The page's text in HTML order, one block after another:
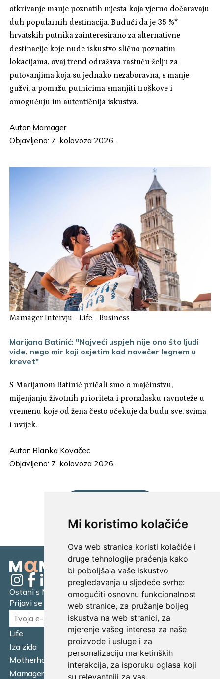
Mi koristimo kolačiće
Ova web stranica koristi kolačiće i
druge tehnologije praćenja kako
bi poboljšala vaše iskustvo
pregledavanja u sljedeće svrhe:
omogućiti osnovnu funkcionalnost
web stranice, za pružanje boljeg
iskustva na web stranici, za
mjerenje vašeg interesa za naše
proizvode i usluge i za
personalizaciju marketinških
interakcija, za isporuku oglasa koji
su relevantniji za vas.
otkrivanje manje poznatih mjesta koja vjerno dočaravaju
duh popularnih destinacija. Budući da je 35 %*
hrvatskih putnika zainteresirano za alternativne
destinacije koje nude iskustvo slično poznatim
lokacijama, ovaj trend odražava rastuću želju za
putovanjima koja su jednako nezaboravna, s manje
gužvi, a pomažu putnicima smanjiti troškove i
omogućuju im autentičnija iskustva.
Autor: Mamager
Objavljeno: 7. kolovoza 2026.
Mamager Intervju -Life -Business
Marijana Batinić: "Najveći uspjeh nije ono što ljudi
vide, nego mir koji osjetim kad navečer legnem u
krevet"
S Marijanom Batinić pričali smo o majčinstvu,
mijenjanju životnih prioriteta i pronalasku ravnoteže u
vremenu koje od žena često očekuje da budu sve, svima
i uvijek.
Autor: Blanka Kovačec
Objavljeno: 7. kolovoza 2026.
Life
Financijska pismenost
Iza zida
Business
Motherhood
Tatager
Mamager Intervju
Multitasking kitchen
Ostani s Mamagerom
Prijavi se na naš newsletter.